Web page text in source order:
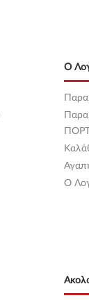
Ο
O